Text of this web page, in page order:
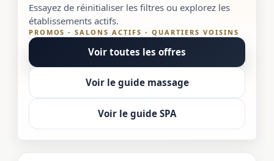
Essayez de réinitialiser les filtres ou explorez les
établissements actifs.
PROMOS - SALONS ACTIFS - QUARTIERS VOISINS
Voir toutes les offres
Voir le guide massage
Voir le guide SPA